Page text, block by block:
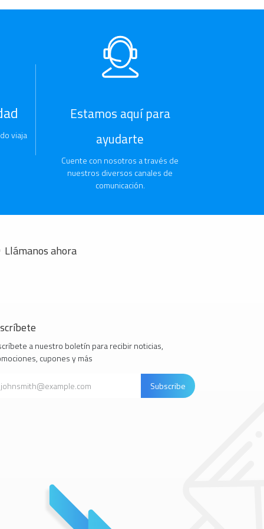
viaja
Estamos aquí para
ayudarte
Cuente con nosotros a través de
nuestros diversos canales de
comunicación.
Llámanos ahora
a nuestro boletín para recibir noticias,
cupones y más
Subscribe